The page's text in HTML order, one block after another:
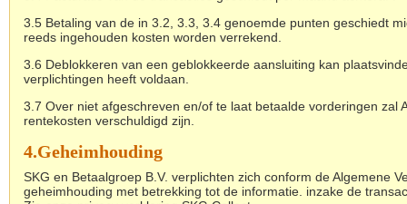
3.5 Betaling van de in 3.2, 3.3, 3.4 genoemde punten geschiedt
reeds ingehouden kosten worden verrekend.
3.6 Deblokkeren van een geblokkeerde aansluiting kan
verplichtingen heeft voldaan.
3.7 Over niet afgeschreven en/of te laat betaalde vorderingen zal
rentekosten verschuldigd zijn.
4.Geheimhouding
SKG en Betaalgroep B.V. verplichten zich conform de Algemene
geheimhouding met betrekking tot de informatie. inzake de